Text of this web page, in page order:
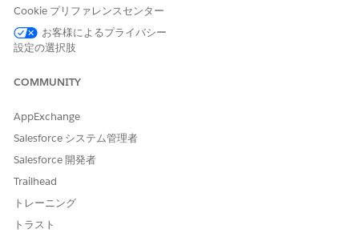
注文小切手帳
移動計画の通知
Request Loan Payoff Statement (ローン支払明細書の要求)
の開始)
エステートプランニング
自動カスタマー取引先振替の開始
ウェルスバンキングの受取人の管理
ウェルスバンキングのスタンディングインストラクションの管
理
プロファイルの更新
Cookie プリファレンスセンター
お客様によるプライバシー
設定の選択肢
COMMUNITY
AppExchange
Salesforce システム管理者
Salesforce 開発者
Trailhead
トレーニング
トラスト